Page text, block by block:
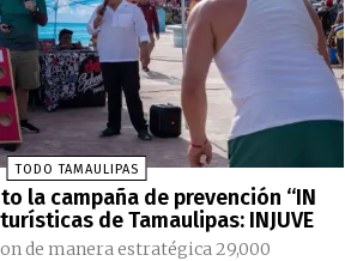
TODO TAMAULIPAS
la campaña de prevención “IN
de Tamaulipas: INJUVE
de manera estratégica 29,000